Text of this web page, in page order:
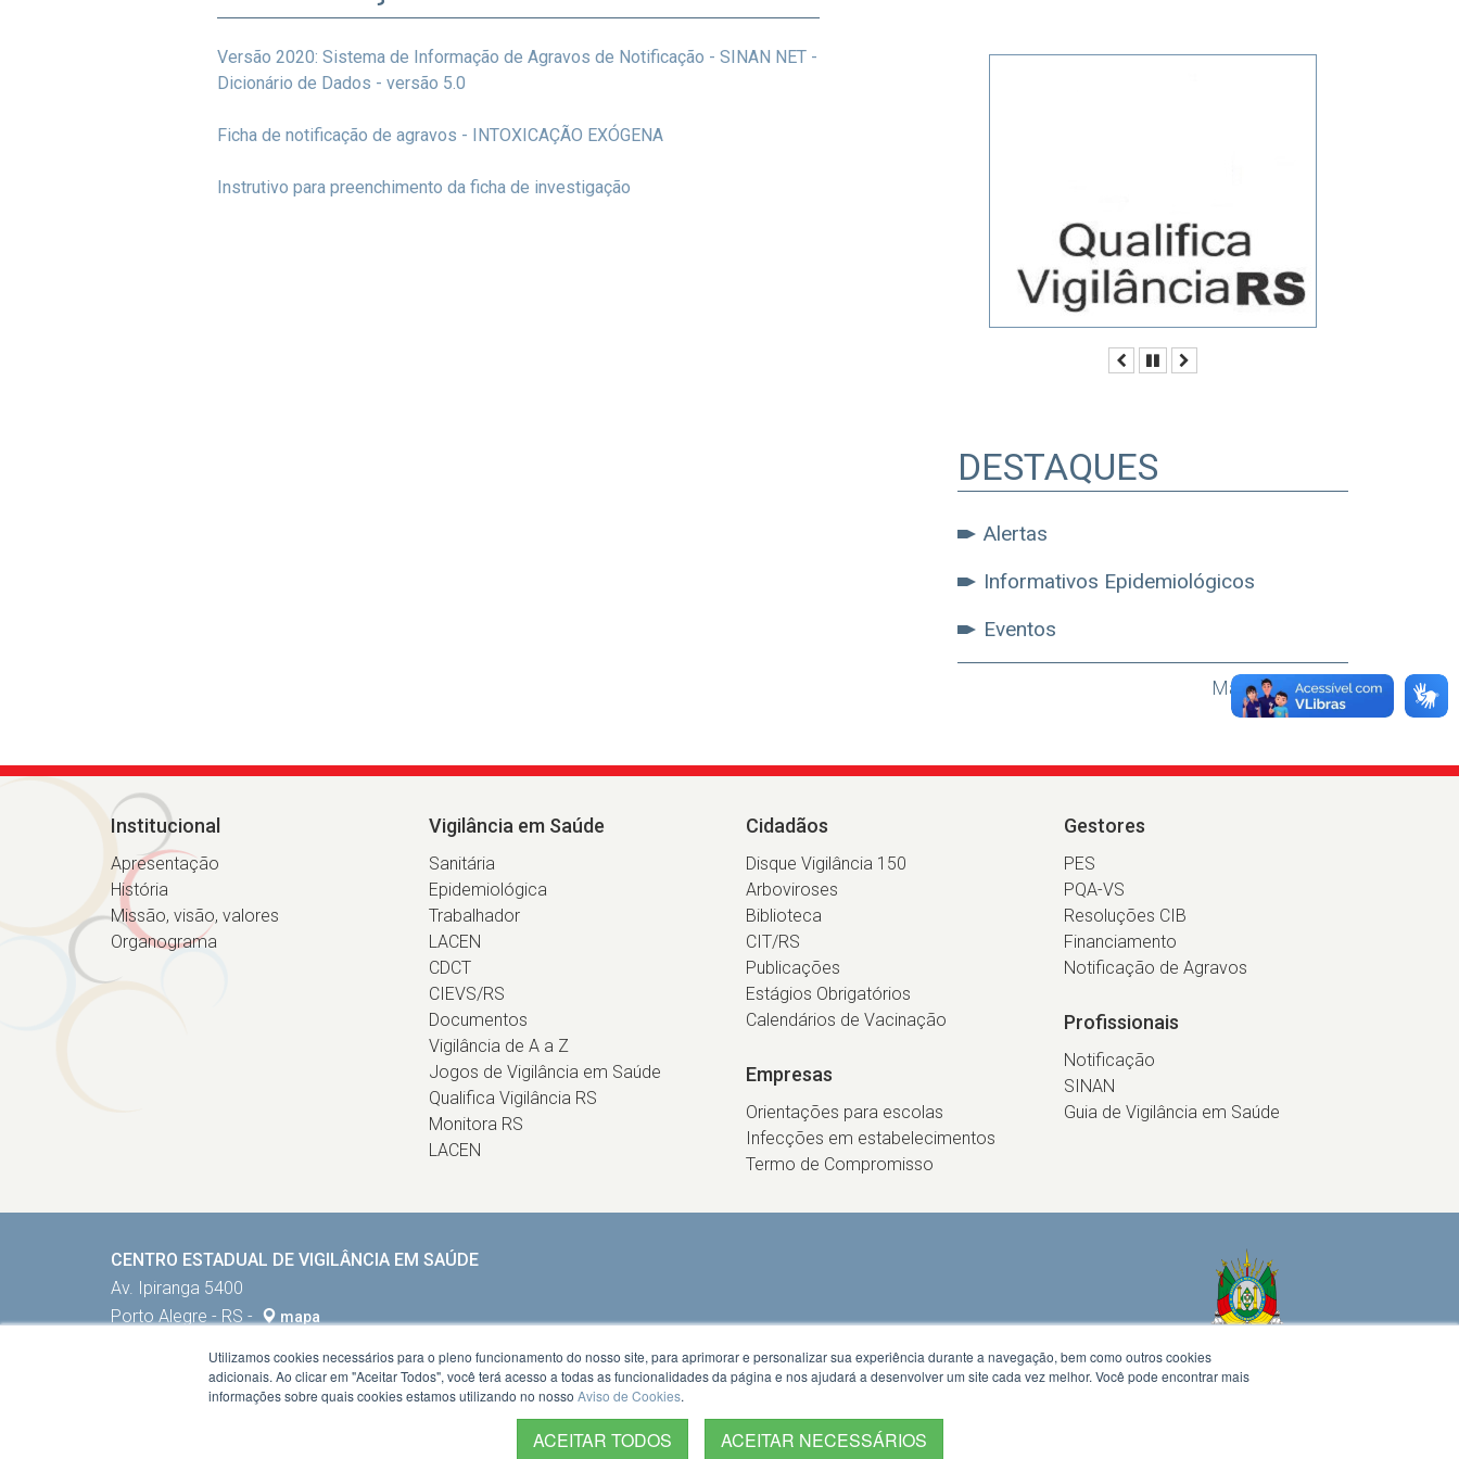
Versão 2020: Sistema de Informação de Agravos de Notificação - SINAN NET -
Dicionário de Dados - versão 5.0
Ficha de notificação de agravos - INTOXICAÇÃO EXÓGENA
Instrutivo para preenchimento da ficha de investigação
AnteriorPausar
DESTAQUES
Alertas
Informativos Epidemiológicos
Eventos
Mais Destaques
Institucional
Apresentação
História
Missão, visão, valores
Organograma
Vigilância em Saúde
Sanitária
Epidemiológica
Trabalhador
LACEN
CDCT
CIEVS/RS
Documentos
Vigilância de A a Z
Jogos de Vigilância em Saúde
Qualifica Vigilância RS
Monitora RS
LACEN
Cidadãos
Disque Vigilância 150
Arboviroses
Biblioteca
CIT/RS
Publicações
Estágios Obrigatórios
Calendários de Vacinação
Empresas
Orientações para escolas
Infecções em estabelecimentos
Termo de Compromisso
Gestores
PES
PQA-VS
Resoluções CIB
Financiamento
Notificação de Agravos
Profissionais
Notificação
SINAN
Guia de Vigilância em Saúde
CENTRO ESTADUAL DE VIGILÂNCIA EM SAÚDE
Av. Ipiranga 5400
Porto Alegre - RS -
mapa
5132884002
Utilizamos cookies necessários para o pleno funcionamento do nosso site, para aprimorar e personalizar sua experiência durante a navegação, bem como outros cookies
adicionais. Ao clicar em "Aceitar Todos", você terá acesso a todas as funcionalidades da página e nos ajudará a desenvolver um site cada vez melhor. Você pode encontrar mais
informações sobre quais cookies estamos utilizando no nosso Aviso de Cookies.
ACEITAR TODOS ACEITAR NECESSÁRIOS